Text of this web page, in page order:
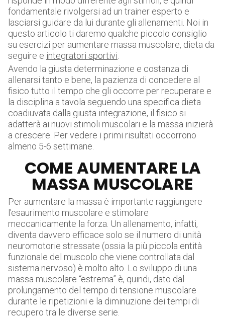
fondamentale rivolgersi ad un trainer esperto e
lasciarsi guidare da lui durante gli allenamenti. Noi in
questo articolo ti daremo qualche piccolo consiglio
su esercizi per aumentare massa muscolare, dieta da
seguire e integratori sportivi
Avendo la giusta determinazione e costanza di
allenarsi tanto e bene, la pazienza di concedere al
fisico tutto il tempo che gli occorre per recuperare e
la disciplina a tavola seguendo una specifica dieta
coadiuvata dalla giusta integrazione, il fisico si
adatterà ai nuovi stimoli muscolari e la massa inizierà
a crescere. Per vedere i primi risultati occorrono
almeno 5-6 settimane.
COME AUMENTARE LA
MASSA MUSCOLARE
Per aumentare la massa è importante raggiungere
l’esaurimento muscolare e stimolare
meccanicamente la forza. Un allenamento, infatti,
diventa davvero efficace solo se il numero di unità
neuromotorie stressate (ossia la più piccola entità
funzionale del muscolo che viene controllata dal
sistema nervoso) è molto alto. Lo sviluppo di una
massa muscolare “estrema” è, quindi, dato dal
prolungamento del tempo di tensione muscolare
durante le ripetizioni e la diminuzione dei tempi di
recupero tra le diverse serie.